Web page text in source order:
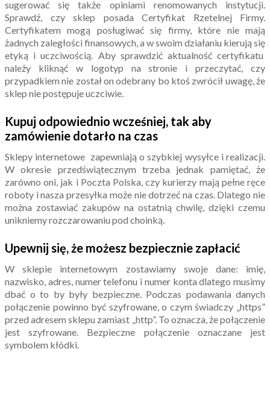
sugerować się także opiniami renomowanych instytucji.
Sprawdź, czy sklep posada Certyfikat Rzetelnej Firmy.
Certyfikatem mogą posługiwać się firmy, które nie mają
żadnych zaległości finansowych, a w swoim działaniu kierują się
etyką i uczciwością. Aby sprawdzić aktualność certyfikatu
należy kliknąć w logotyp na stronie i przeczytać, czy
przypadkiem nie został on odebrany bo ktoś zwrócił uwagę, że
sklep nie postępuje uczciwie.
Kupuj odpowiednio wcześniej, tak aby
zamówienie dotarło na czas
Sklepy internetowe zapewniają o szybkiej wysyłce i realizacji.
W okresie przedświątecznym trzeba jednak pamiętać, że
zarówno oni, jak i Poczta Polska, czy kurierzy mają pełne ręce
roboty i nasza przesyłka może nie dotrzeć na czas. Dlatego nie
można zostawiać zakupów na ostatnią chwilę, dzięki czemu
unikniemy rozczarowaniu pod choinką.
Upewnij się, że możesz bezpiecznie zapłacić
W sklepie internetowym zostawiamy swoje dane: imię,
nazwisko, adres, numer telefonu i numer konta dlatego musimy
dbać o to by były bezpieczne. Podczas podawania danych
połączenie powinno być szyfrowane, o czym świadczy „https”
przed adresem sklepu zamiast „http”. To oznacza, że połączenie
jest szyfrowane. Bezpieczne połączenie oznaczane jest
symbolem kłódki.